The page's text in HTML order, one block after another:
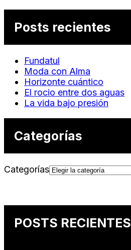
Posts recientes
Fundatul
Moda con Alma
Horizonte cuántico
El rocio entre dos aguas
La vida bajo presión
Categorías
Categorías
POSTS RECIENTES